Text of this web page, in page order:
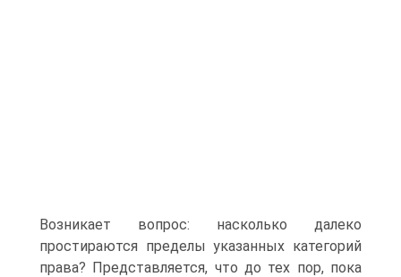
Возникает вопрос: насколько далеко
простираются пределы указанных категорий
права? Представляется, что до тех пор, пока